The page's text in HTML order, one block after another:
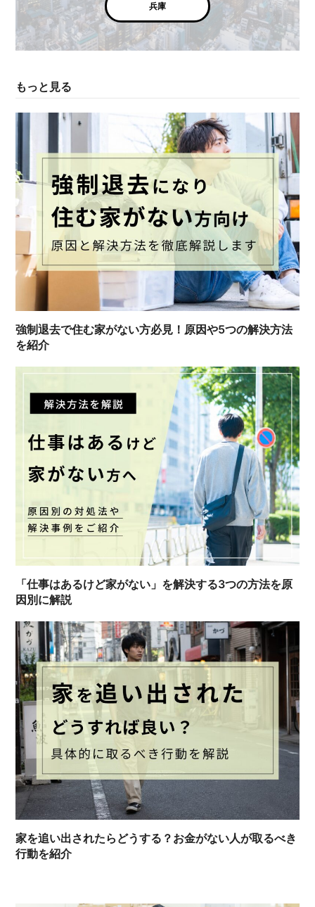
兵庫
もっと見る
強制退去で住む家がない方必見！原因や5つの解決方法
を紹介
「仕事はあるけど家がない」を解決する3つの方法を原
因別に解説
家を追い出されたらどうする？お金がない人が取るべき
行動を紹介